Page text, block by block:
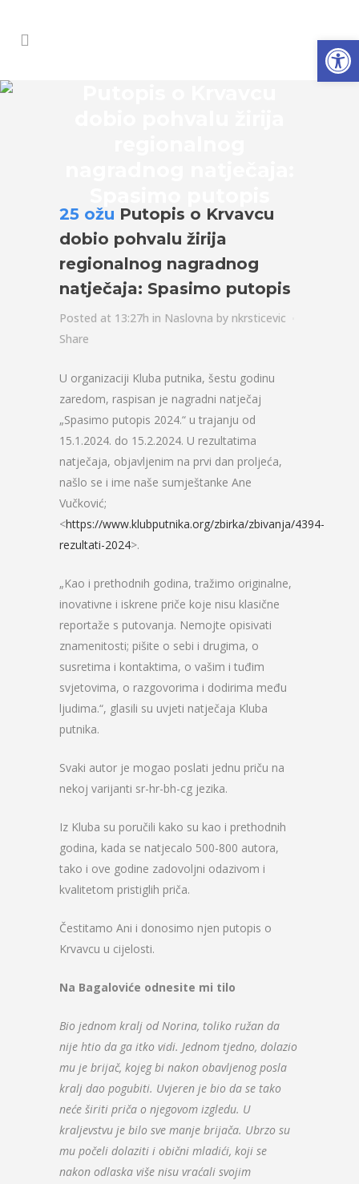
25 ožu Putopis o Krvavcu
dobio pohvalu žirija
regionalnog nagradnog
natječaja: Spasimo putopis
Posted at 13:27h in Naslovna by nkrsticevic
Share
U organizaciji Kluba putnika, šestu godinu
zaredom, raspisan je nagradni natječaj
„Spasimo putopis 2024.“ u trajanju od
15.1.2024. do 15.2.2024. U rezultatima
natječaja, objavljenim na prvi dan proljeća,
našlo se i ime naše sumještanke Ane
Vučković;
<https://www.klubputnika.org/zbirka/zbivanja/4394-
rezultati-2024>.
„Kao i prethodnih godina, tražimo originalne,
inovativne i iskrene priče koje nisu klasične
reportaže s putovanja. Nemojte opisivati
znamenitosti; pišite o sebi i drugima, o
susretima i kontaktima, o vašim i tuđim
svjetovima, o razgovorima i dodirima među
ljudima.“, glasili su uvjeti natječaja Kluba
putnika.
Svaki autor je mogao poslati jednu priču na
nekoj varijanti sr-hr-bh-cg jezika.
Iz Kluba su poručili kako su kao i prethodnih
godina, kada se natjecalo 500-800 autora,
tako i ove godine zadovoljni odazivom i
kvalitetom pristiglih priča.
Čestitamo Ani i donosimo njen putopis o
Krvavcu u cijelosti.
Na Bagaloviće odnesite mi tilo
Bio jednom kralj od Norina, toliko ružan da
nije htio da ga itko vidi. Jednom tjedno, dolazio
mu je brijač, kojeg bi nakon obavljenog posla
kralj dao pogubiti. Uvjeren je bio da se tako
neće širiti priča o njegovom izgledu. U
kraljevstvu je bilo sve manje brijača. Ubrzo su
mu počeli dolaziti i obični mladići, koji se
nakon odlaska više nisu vraćali svojim